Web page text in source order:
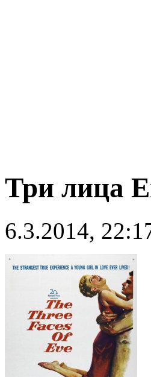
Три лица
6.3.2014,